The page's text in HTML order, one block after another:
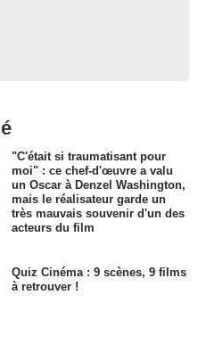
"C'était si traumatisant pour
moi" : ce chef-d'œuvre a valu
un Oscar à Denzel Washington,
mais le réalisateur garde un
très mauvais souvenir d'un des
acteurs du film
Quiz Cinéma : 9 scènes, 9 films
à retrouver !